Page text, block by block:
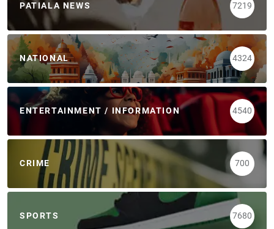
PATIALA NEWS 7219
NATIONAL 4324
ENTERTAINMENT / INFORMATION 4540
CRIME 700
SPORTS 7680